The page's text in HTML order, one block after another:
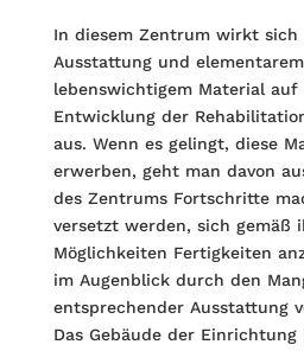
In diesem Zentrum wirkt sich
Ausstattung und
lebenswichtigem Material auf
Entwicklung der
aus. Wenn es gelingt, diese
erwerben, geht man davon
des Zentrums Fortschritte
versetzt werden, sich gemäß
Möglichkeiten Fertigkeiten
im Augenblick durch den
entsprechender Ausstattung
Das Gebäude der